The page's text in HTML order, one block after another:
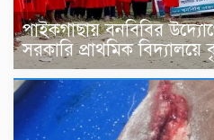
পাইকগাছায় বনবিবির
সরকারি প্রাথমিক